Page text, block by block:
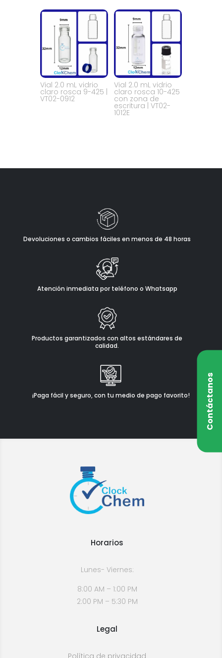
Vial 2.0 mL vidrio
claro rosca 9-425 |
VT02-0912
Vial 2.0 mL vidrio
claro rosca 10-425
con zona de
escritura | VT02-
1012E
Devoluciones o cambios fáciles en menos de 48 horas
Atención inmediata por teléfono o Whatsapp
Productos garantizados con altos estándares de
calidad.
¡Paga fácil y seguro, con tu medio de pago favorito! Contáctanos
Horarios
Lunes- Viernes:
8:00 AM – 1:00 PM
2:00 PM – 5:30 PM
Legal
Política de privacidad